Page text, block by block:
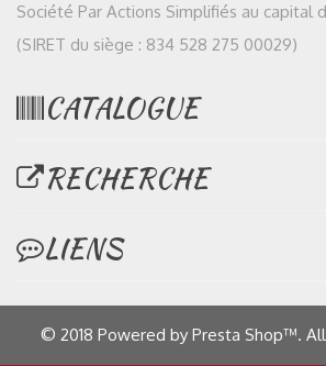
Société Par Actions Simplifiés au capital
(SIRET du siège : 834 528 275 00029)
CATALOGUE
RECHERCHE
LIENS
© 2018 Powered by Presta Shop™.